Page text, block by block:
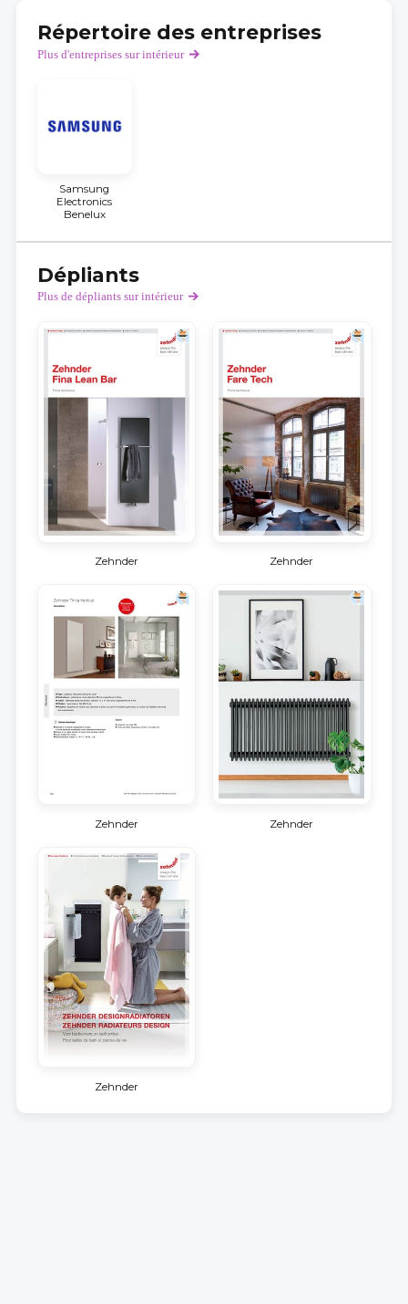
Répertoire des entreprises
Plus d'entreprises sur intérieur
Samsung
Electronics
Benelux
Dépliants
Plus de dépliants sur intérieur
Zehnder Zehnder
Zehnder Zehnder
Zehnder